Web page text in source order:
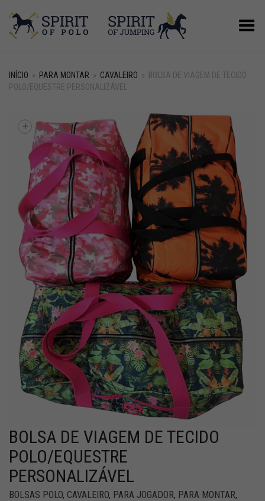
Alternar Menu
INÍCIO » PARA MONTAR » CAVALEIRO » BOLSA DE VIAGEM DE TECIDO
POLO/EQUESTRE PERSONALIZÁVEL
+
BOLSA DE VIAGEM DE TECIDO
POLO/EQUESTRE
PERSONALIZÁVEL
BOLSAS POLO, CAVALEIRO, PARA JOGADOR, PARA MONTAR,